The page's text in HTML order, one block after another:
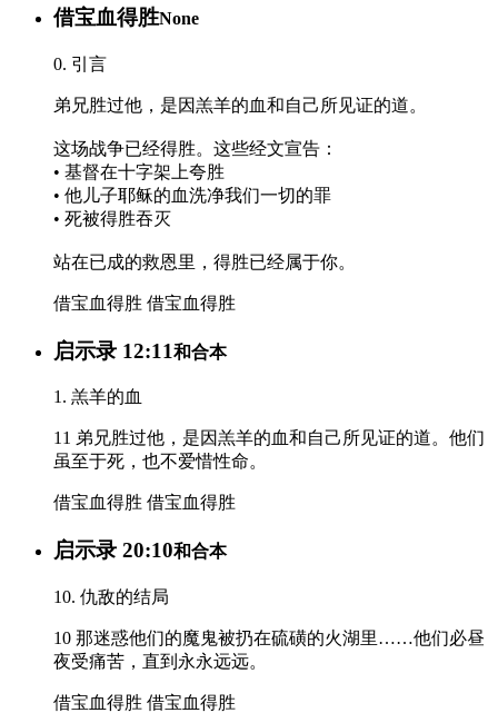
借宝血得胜None
0. 引言
弟兄胜过他，是因羔羊的血和自己所见证的道。
这场战争已经得胜。这些经文宣告：
• 基督在十字架上夸胜
• 他儿子耶稣的血洗净我们一切的罪
• 死被得胜吞灭
站在已成的救恩里，得胜已经属于你。
借宝血得胜 借宝血得胜
启示录 12:11和合本
1. 羔羊的血
11 弟兄胜过他，是因羔羊的血和自己所见证的道。他们
虽至于死，也不爱惜性命。
借宝血得胜 借宝血得胜
启示录 20:10和合本
10. 仇敌的结局
10 那迷惑他们的魔鬼被扔在硫磺的火湖里……他们必昼
夜受痛苦，直到永永远远。
借宝血得胜 借宝血得胜